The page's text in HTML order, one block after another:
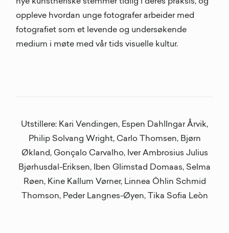
oppleve hvordan unge fotografer arbeider med
fotografiet som et levende og undersøkende
medium i møte med vår tids visuelle kultur.
Utstillere: Kari Vendingen, Espen DahlIngar Årvik,
Philip Solvang Wright, Carlo Thomsen, Bjørn
Økland, Gonçalo Carvalho, Iver Ambrosius Julius
Bjørhusdal-Eriksen, Iben Glimstad Domaas, Selma
Røen, Kine Kallum Vørner, Linnea Öhlin Schmid
Thomson, Peder Langnes-Øyen, Tika Sofia Leòn